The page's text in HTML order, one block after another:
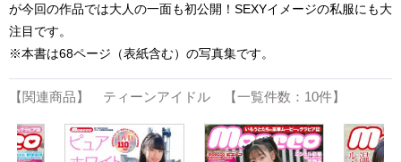
が今回の作品では大人の一面も初公開！SEXYイメージの私服にも大
注目です。
※本書は68ページ（表紙含む）の写真集です。
【関連商品】 ティーンアイドル 【一覧件数：10件】